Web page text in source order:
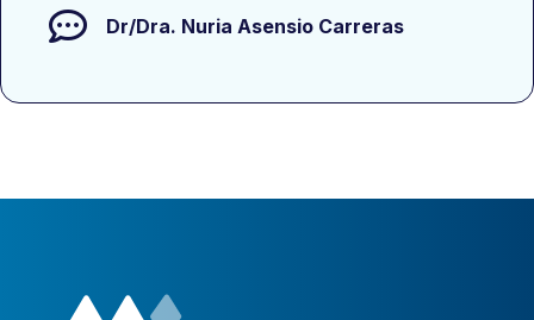
Dr/Dra. Nuria Asensio Carreras